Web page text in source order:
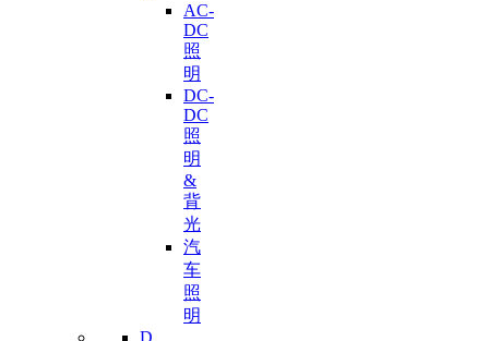
AC-
DC
照
明
DC-
DC
照
明
&
背
光
汽
车
照
明